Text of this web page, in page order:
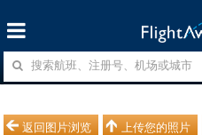
返回图片浏览 上传您的照片